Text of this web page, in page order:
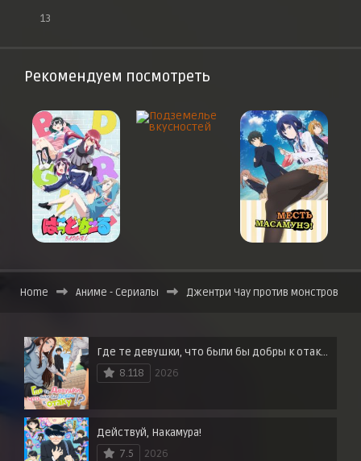
13
Рекомендуем посмотреть
Home Аниме - Сериалы Джентри Чау против монстров
Где те девушки, что были бы добры к отаку?
8.118
2026
Действуй, Накамура!
7.5
2026